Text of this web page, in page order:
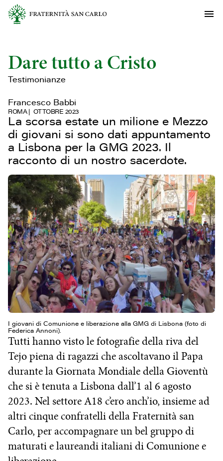
Dare tutto a Cristo
Testimonianze
Francesco Babbi
ROMA OTTOBRE 2023
La scorsa estate un milione e Mezzo
di giovani si sono dati appuntamento
a Lisbona per la GMG 2023. Il
racconto di un nostro sacerdote.
I giovani di Comunione e liberazione alla GMG di Lisbona (foto di
Federica Annoni).
Tutti hanno visto le fotografie della riva del
Tejo piena di ragazzi che ascoltavano il Papa
durante la Giornata Mondiale della Gioventù
che si è tenuta a Lisbona dall’1 al 6 agosto
2023. Nel settore A18 c’ero anch’io, insieme ad
altri cinque confratelli della Fraternità san
Carlo, per accompagnare un bel gruppo di
maturati e laureandi italiani di Comunione e